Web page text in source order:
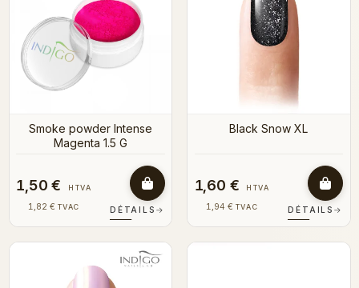
Smoke powder Intense
Magenta 1.5 G
1,50 € HTVA
1,82 € TVAC DÉTAILS →
Black Snow XL
1,60 € HTVA
1,94 € TVAC DÉTAILS →